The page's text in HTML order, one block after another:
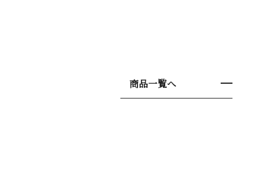
商品一覧へ